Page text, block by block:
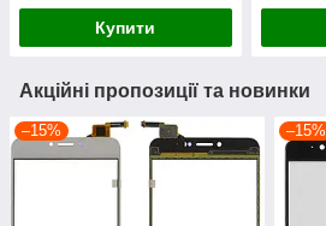
Купити
Акційні пропозиції та новинки
–15% –15%